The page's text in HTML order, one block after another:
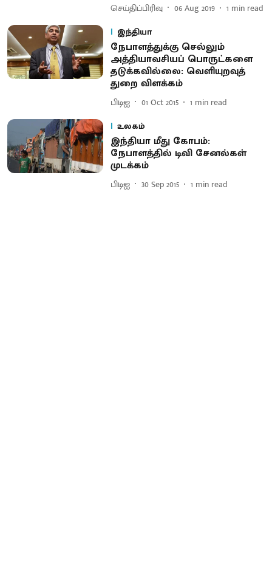
செய்திப்பிரிவு 06 Aug 2019 1 min read
இந்தியா
நேபாளத்துக்கு செல்லும்
அத்தியாவசியப் பொருட்களை
தடுக்கவில்லை: வெளியுறவுத்
துறை விளக்கம்
பிடிஐ 01 Oct 2015 1 min read
உலகம்
இந்தியா மீது கோபம்:
நேபாளத்தில் டிவி சேனல்கள்
முடக்கம்
பிடிஐ 30 Sep 2015 1 min read